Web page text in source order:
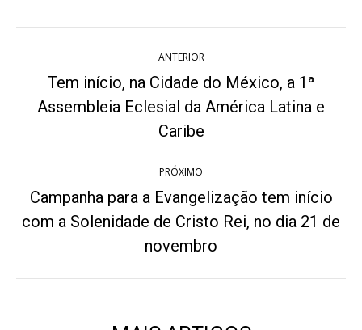
post:
ANTERIOR
Post
anterior:
Tem início, na Cidade do México, a 1ª
Assembleia Eclesial da América Latina e
Caribe
PRÓXIMO
Próximo
post:
Campanha para a Evangelização tem início
com a Solenidade de Cristo Rei, no dia 21 de
novembro